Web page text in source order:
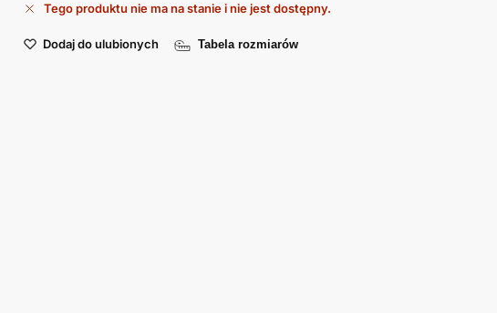
Tego produktu nie ma na stanie i nie jest dostępny.
Dodaj do ulubionych Tabela rozmiarów